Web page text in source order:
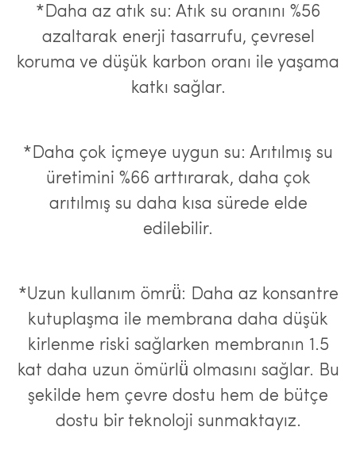
*Daha az atık su: Atık su oranını %56
azaltarak enerji tasarrufu, çevresel
koruma ve düşük karbon oranı ile yaşama
katkı sağlar.
*Daha çok içmeye uygun su: Arıtılmış su
üretimini %66 arttırarak, daha çok
arıtılmış su daha kısa sürede elde
edilebilir.
*Uzun kullanım ömrü̈: Daha az konsantre
kutuplaşma ile membrana daha düşük
kirlenme riski sağlarken membranın 1.5
kat daha uzun ömürlü̈ olmasını sağlar. Bu
şekilde hem çevre dostu hem de bütçe
dostu bir teknoloji sunmaktayız.